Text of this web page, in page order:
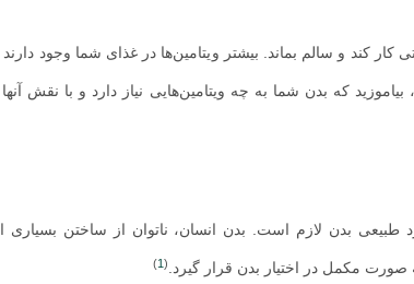
کند و سالم بماند. بیشتر ویتامین‌ها در غذای شما وجود دارند
که بدن شما به چه ویتامین‌هایی نیاز دارد و با نقش
بدن لازم است. بدن انسان، ناتوان از ساختن بسیاری
مکمل در اختیار بدن قرار گیرد. (
1
)